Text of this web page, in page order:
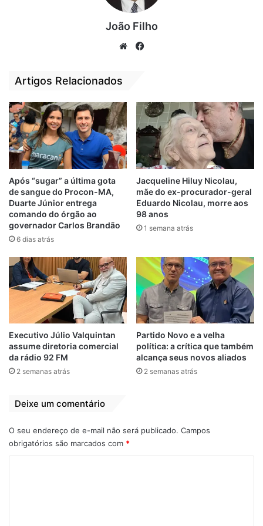
indicam que pessoas, excessivamente
materialistas apresentam maiores
tendências a depressão, ansiedade e
Assim, ao privilegiar a “posse”, o mundo
moderno enfraqueceu a nossa capacidade
de amar verdadeiramente e de praticar os
pilares fundamentais para a superação da
depressão. Além disso, a revolução
tecnológica, apesar de trazer inúmeros
avanços positivos, contribuiu para acentuar
esse fenômeno.
O ambiente virtual, segundo Turkle (2011),
promove relações superficiais, estimula
comparações sociais prejudiciais e reforça a
ideia de que o valor pessoal é medido pelo
status ou aparência. Ao invés de unir, essa
conexão digital excessiva, isola, e distancia
o indivíduo de interações humanas
genuínas.
Estudos em neurociência demonstram que
a prática do amor, por meio da caridade,
neurotransmissores como a ocitocina e a
bem-estar e reduzem estados de angústia e
tristeza.
João Filho
We
Artigos Relacionados
Após “sugar” a última gota
de sangue do Procon-MA,
Duarte Júnior entrega
comando do órgão ao
governador Carlos Brandão
6 dias atrás
Jacqueline Hiluy Nicolau,
mãe do ex-procurador-geral
Eduardo Nicolau, morre aos
98 anos
1 semana atrás
Executivo Júlio Valquintan
assume diretoria comercial
da rádio 92 FM
2 semanas atrás
Partido Novo e a velha
política: a crítica que também
alcança seus novos aliados
2 semanas atrás
Deixe um comentário
O seu endereço de e-mail não será publicado. Campos
obrigatórios são marcados com *